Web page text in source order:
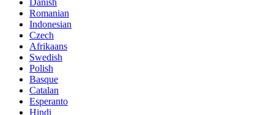
Danish
Romanian
Indonesian
Czech
Afrikaans
Swedish
Polish
Basque
Catalan
Esperanto
Hindi